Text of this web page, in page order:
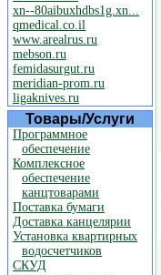
xn--80aibuxhdbs1g.xn...
qmedical.co.il
www.arealrus.ru
mebson.ru
femidasurgut.ru
meridian-prom.ru
ligaknives.ru
Товары/Услуги
Программное
обеспечение
Комплексное
обеспечение
канцтоварами
Поставка бумаги
Доставка канцелярии
Установка квартирных
водосчетчиков
СКУД